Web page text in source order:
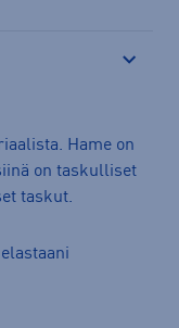
Hame on
on taskulliset
taskut.